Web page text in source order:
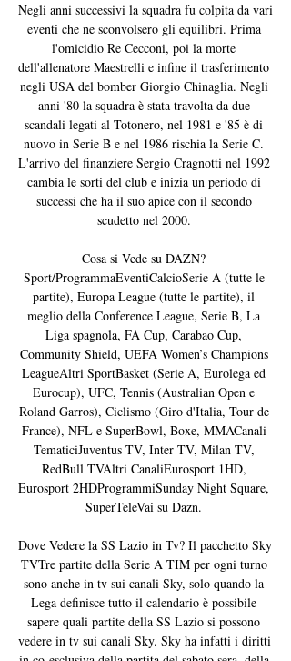
Negli anni successivi la squadra fu colpita da vari
eventi che ne sconvolsero gli equilibri. Prima
l'omicidio Re Cecconi, poi la morte
dell'allenatore Maestrelli e infine il trasferimento
negli USA del bomber Giorgio Chinaglia. Negli
anni '80 la squadra è stata travolta da due
scandali legati al Totonero, nel 1981 e '85 è di
nuovo in Serie B e nel 1986 rischia la Serie C.
L'arrivo del finanziere Sergio Cragnotti nel 1992
cambia le sorti del club e inizia un periodo di
successi che ha il suo apice con il secondo
scudetto nel 2000.
Cosa si Vede su DAZN?
Sport/ProgrammaEventiCalcioSerie A (tutte le
partite), Europa League (tutte le partite), il
meglio della Conference League, Serie B, La
Liga spagnola, FA Cup, Carabao Cup,
Community Shield, UEFA Women’s Champions
LeagueAltri SportBasket (Serie A, Eurolega ed
Eurocup), UFC, Tennis (Australian Open e
Roland Garros), Ciclismo (Giro d'Italia, Tour de
France), NFL e SuperBowl, Boxe, MMACanali
TematiciJuventus TV, Inter TV, Milan TV,
RedBull TVAltri CanaliEurosport 1HD,
Eurosport 2HDProgrammiSunday Night Square,
SuperTeleVai su Dazn.
Dove Vedere la SS Lazio in Tv? Il pacchetto Sky
TVTre partite della Serie A TIM per ogni turno
sono anche in tv sui canali Sky, solo quando la
Lega definisce tutto il calendario è possibile
sapere quali partite della SS Lazio si possono
vedere in tv sui canali Sky. Sky ha infatti i diritti